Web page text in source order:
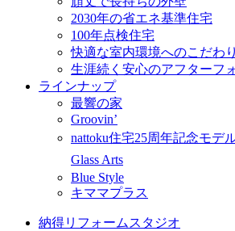
2030年の省エネ基準住宅
100年点検住宅
快適な室内環境へのこだわり
生涯続く安心のアフターフ
ラインナップ
最響の家
Groovin’
nattoku住宅25周年記念モデ
Glass Arts
Blue Style
キママプラス
納得リフォームスタジオ